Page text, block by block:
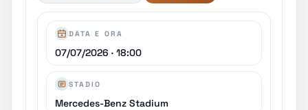
DATA E ORA
07/07/2026 · 18:00
STADIO
Mercedes-Benz Stadium